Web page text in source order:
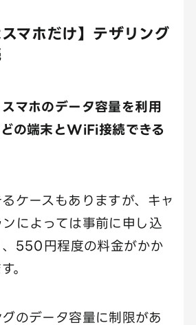
スマホだけ】テザリング
マホのデータ容量を利用
の端末とWiFi接続できる
ケースもありますが、キャ
によっては事前に申し込
、550円程度の料金がかか
。
のデータ容量に制限があ